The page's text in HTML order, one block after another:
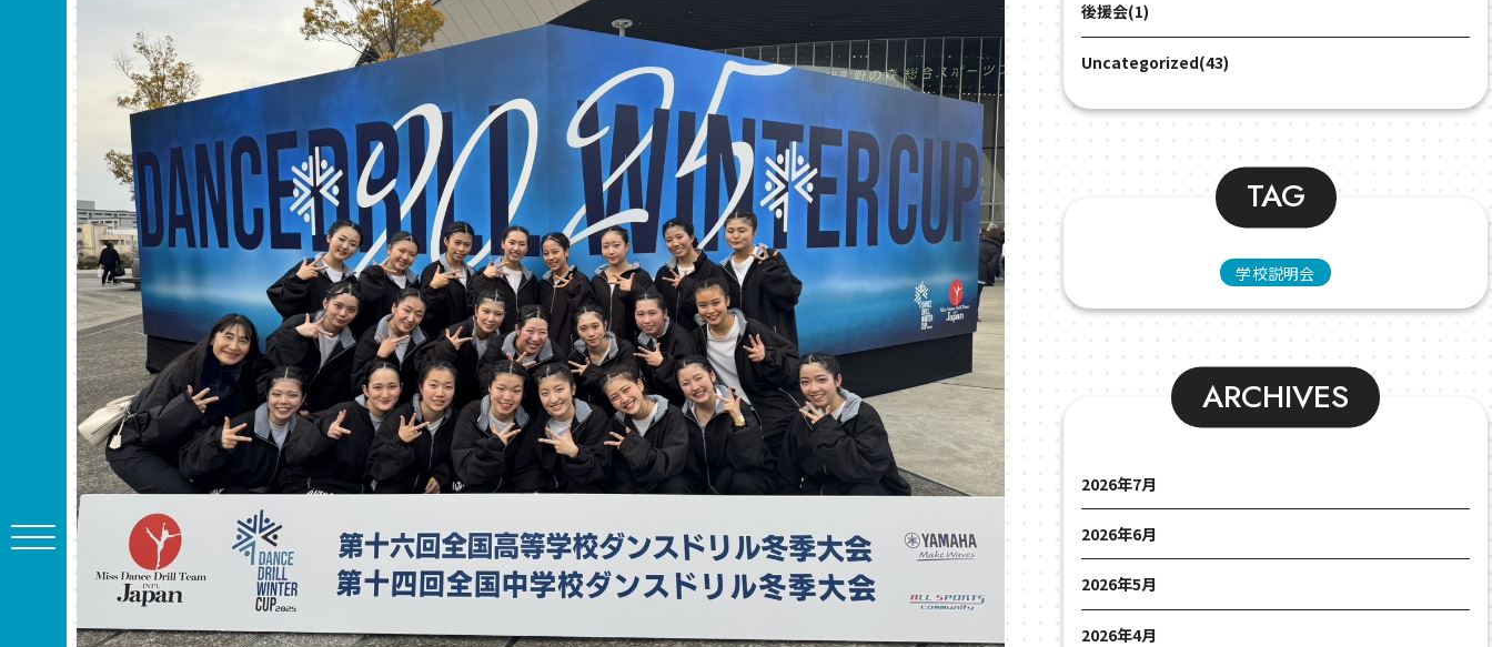
後援会(1)
Uncategorized(43)
TAG
学校説明会
ARCHIVES
2026年7月
2026年6月
2026年5月
2026年4月